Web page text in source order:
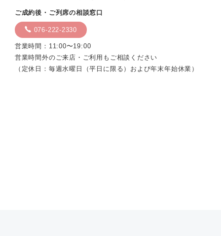
ご成約後・ご列席の相談窓口
076-222-2330
営業時間：11:00〜19:00
営業時間外のご来店・ご利用もご相談ください
（定休日：毎週水曜日（平日に限る）および年末年始休業）